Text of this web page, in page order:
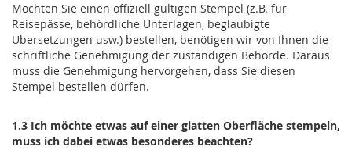
Möchten Sie einen offiziell gültigen Stempel (z.B. für
Reisepässe, behördliche Unterlagen, beglaubigte
Übersetzungen usw.) bestellen, benötigen wir von Ihnen die
schriftliche Genehmigung der zuständigen Behörde. Daraus
muss die Genehmigung hervorgehen, dass Sie diesen
Stempel bestellen dürfen.
1.3 Ich möchte etwas auf einer glatten Oberfläche stempeln,
muss ich dabei etwas besonderes beachten?